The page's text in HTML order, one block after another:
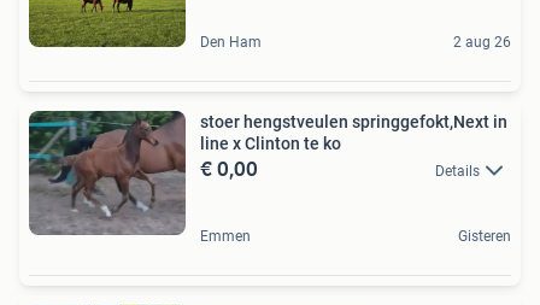
Den Ham 2 aug 26
stoer hengstveulen springgefokt,Next in
line x Clinton te ko
€ 0,00 Details
Emmen Gisteren